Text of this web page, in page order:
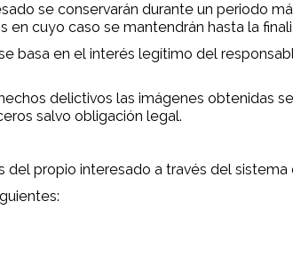
se conservarán durante un periodo
cuyo caso se mantendrán hasta la
basa en el interés legítimo del
delictivos las imágenes obtenidas
salvo obligación legal.
propio interesado a través del sistema